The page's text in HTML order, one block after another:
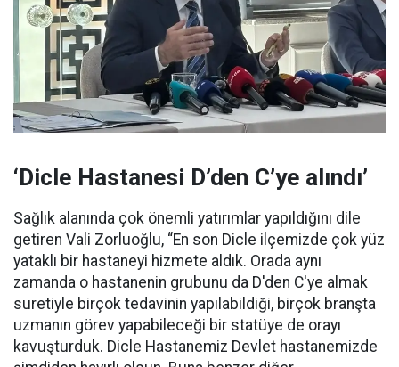
‘Dicle Hastanesi D’den C’ye alındı’
Sağlık alanında çok önemli yatırımlar yapıldığını dile
getiren Vali Zorluoğlu, “En son Dicle ilçemizde çok yüz
yataklı bir hastaneyi hizmete aldık. Orada aynı
zamanda o hastanenin grubunu da D'den C'ye almak
suretiyle birçok tedavinin yapılabildiği, birçok branşta
uzmanın görev yapabileceği bir statüye de orayı
kavuşturduk. Dicle Hastanemiz Devlet hastanemizde